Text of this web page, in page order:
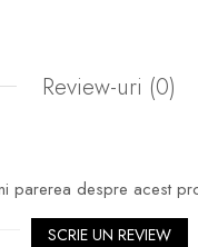
Review-uri (0)
parerea despre acest
SCRIE UN REVIEW